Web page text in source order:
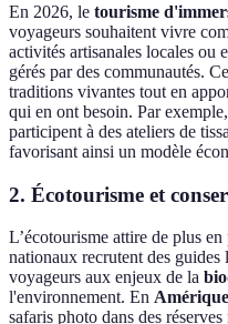
En 2026, le tourisme
voyageurs souhaitent vivre
activités artisanales locales ou
gérés par des communautés.
traditions vivantes tout en
qui en ont besoin. Par
participent à des ateliers de
favorisant ainsi un modèle
2. Écotourisme et
L’écotourisme attire de plus
nationaux recrutent des
voyageurs aux enjeux de la
l'environnement. En
safaris photo dans des